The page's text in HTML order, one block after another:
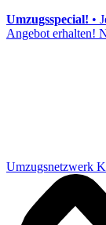
Umzugsspecial! •
Angebot erhalten!
Umzugsnetzwerk